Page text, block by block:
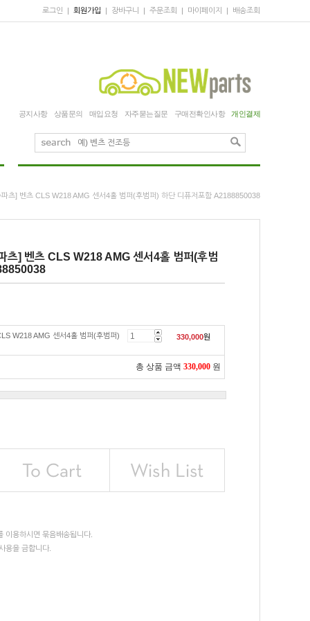
로그인 | 회원가입 | 장바구니 | 주문조회 | 마이페이지 | 배송조회
공지사항
상품문의 매입요청 자주묻는질문 구매전확인사항 개인결제
츠] 벤츠 CLS W218 AMG 센서4홀 범퍼(후범퍼) 하단 디퓨저포함 A2188850038
츠] 벤츠 CLS W218 AMG 센서4홀 범퍼(후범
W218 AMG 센서4홀 범퍼(후범퍼)
330,000원
총 상품 금액 330,000 원
이용하시면 묶음배송됩니다.
용을 금합니다.